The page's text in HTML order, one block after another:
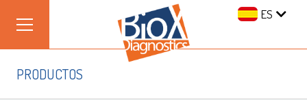
ES
PRODUCTOS